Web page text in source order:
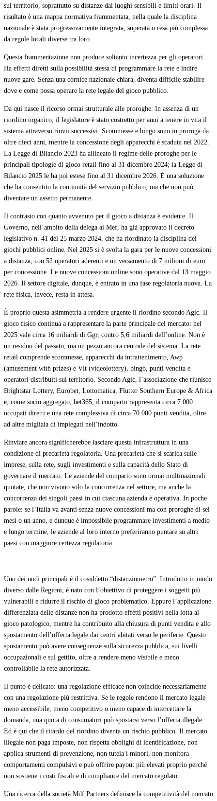
sul territorio, soprattutto su distanze dai luoghi sensibili e limiti orari. Il
risultato è una mappa normativa frammentata, nella quale la disciplina
nazionale è stata progressivamente integrata, superata o resa più complessa
da regole locali diverse tra loro.
Questa frammentazione non produce soltanto incertezza per gli operatori.
Ha effetti diretti sulla possibilità stessa di programmare la rete e indire
nuove gare. Senza una cornice nazionale chiara, diventa difficile stabilire
dove e come possa operare la rete legale del gioco pubblico.
Da qui nasce il ricorso ormai strutturale alle proroghe. In assenza di un
riordino organico, il legislatore è stato costretto per anni a tenere in vita il
sistema attraverso rinvii successivi. Scommesse e bingo sono in proroga da
oltre dieci anni, mentre la concessione degli apparecchi è scaduta nel 2022.
La Legge di Bilancio 2023 ha allineato il regime delle proroghe per le
principali tipologie di gioco retail fino al 31 dicembre 2024; la Legge di
Bilancio 2025 le ha poi estese fino al 31 dicembre 2026. È una soluzione
che ha consentito la continuità del servizio pubblico, ma che non può
diventare un assetto permanente.
Il contrasto con quanto avvenuto per il gioco a distanza è evidente. Il
Governo, nell’ambito della delega al Mef, ha già approvato il decreto
legislativo n. 41 del 25 marzo 2024, che ha riordinato la disciplina dei
giochi pubblici online. Nel 2025 si è svolta la gara per le nuove concessioni
a distanza, con 52 operatori aderenti e un versamento di 7 milioni di euro
per concessione. Le nuove concessioni online sono operative dal 13 maggio
2026. Il settore digitale, dunque, è entrato in una fase regolatoria nuova. La
rete fisica, invece, resta in attesa.
È proprio questa asimmetria a rendere urgente il riordino secondo Agic. Il
gioco fisico continua a rappresentare la parte principale del mercato: nel
2025 vale circa 16 miliardi di Ggr, contro 5,6 miliardi dell’online. Non è
un residuo del passato, ma un pezzo ancora centrale del sistema. La rete
retail comprende scommesse, apparecchi da intrattenimento, Awp
(amusement with prizes) e Vlt (videolottery), bingo, punti vendita e
operatori distribuiti sul territorio. Secondo Agic, l’associazione che riunisce
Brightstar Lottery, Eurobet, Lottomatica, Flutter Southern Europe & Africa
e, come socio aggregato, bet365, il comparto rappresenta circa 7.000
occupati diretti e una rete complessiva di circa 70.000 punti vendita, oltre
ad altre migliaia di impiegati nell’indotto.
Rinviare ancora significherebbe lasciare questa infrastruttura in una
condizione di precarietà regolatoria. Una precarietà che si scarica sulle
imprese, sulla rete, sugli investimenti e sulla capacità dello Stato di
governare il mercato. Le aziende del comparto sono ormai multinazionali
quotate, che non vivono solo la concorrenza nel settore, ma anche la
concorrenza dei singoli paesi in cui ciascuna azienda è operativa. In poche
parole: se l’Italia va avanti senza nuove concessioni ma con proroghe di sei
mesi o un anno, e dunque è impossibile programmare investimenti a medio
e lungo termine, le aziende al loro interno preferiranno puntare su altri
paesi con maggiore certezza regolatoria.
Uno dei nodi principali è il cosiddetto “distanziometro”. Introdotto in modo
diverso dalle Regioni, è nato con l’obiettivo di proteggere i soggetti più
vulnerabili e ridurre il rischio di gioco problematico. Eppure l’applicazione
differenziata delle distanze non ha prodotto effetti positivi nella lotta al
gioco patologico, mentre ha contribuito alla chiusura di punti vendita e allo
spostamento dell’offerta legale dai centri abitati verso le periferie. Questo
spostamento può avere conseguenze sulla sicurezza pubblica, sui livelli
occupazionali e sul gettito, oltre a rendere meno visibile e meno
controllabile la rete autorizzata.
Il punto è delicato: una regolazione efficace non coincide necessariamente
con una regolazione più restrittiva. Se le regole rendono il mercato legale
meno accessibile, meno competitivo o meno capace di intercettare la
domanda, una quota di consumatori può spostarsi verso l’offerta illegale.
Ed è qui che il ritardo del riordino diventa un rischio pubblico. Il mercato
illegale non paga imposte, non rispetta obblighi di identificazione, non
applica strumenti di prevenzione, non tutela i minori, non monitora
comportamenti compulsivi e può offrire payout più elevati proprio perché
non sostiene i costi fiscali e di compliance del mercato regolato.
Una ricerca della società Mdf Partners definisce la competitività del mercato